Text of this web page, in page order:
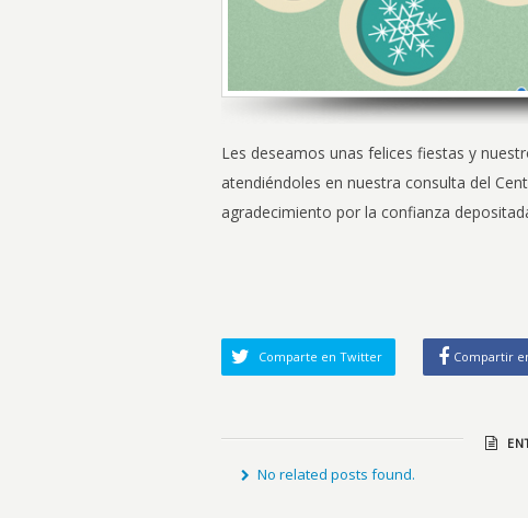
Les deseamos unas felices fiestas y
atendiéndoles en nuestra consulta del
agradecimiento por la confianza
Comparte en Twitter Compartir
No related posts found.